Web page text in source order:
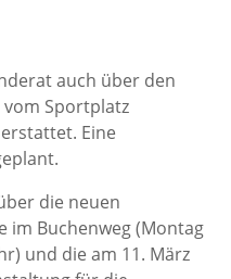
auch über den
Sportplatz
Eine
die neuen
im Buchenweg (Montag
und die am 11. März